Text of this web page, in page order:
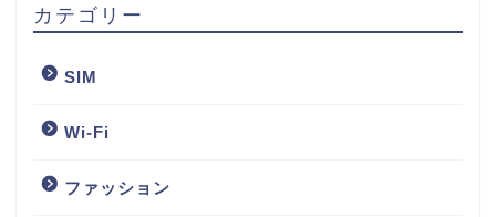
カテゴリー
SIM
Wi-Fi
ファッション